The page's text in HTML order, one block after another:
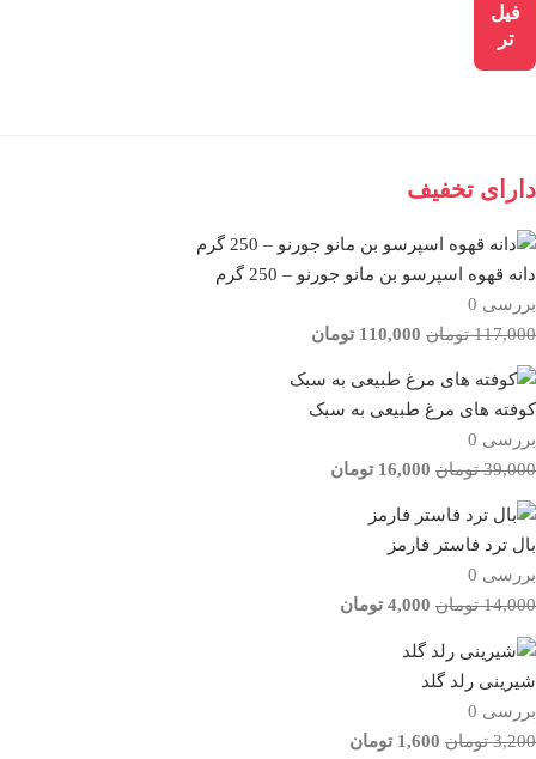
فیل
تر
دارای تخفیف
دانه قهوه اسپرسو بن مانو جورنو – 250 گرم
بررسی 0
117,000 تومان 110,000 تومان
کوفته های مرغ طبیعی به سبک
بررسی 0
39,000 تومان 16,000 تومان
بال ترد فاستر فارمز
بررسی 0
14,000 تومان 4,000 تومان
شیرینی رلد گلد
بررسی 0
3,200 تومان 1,600 تومان